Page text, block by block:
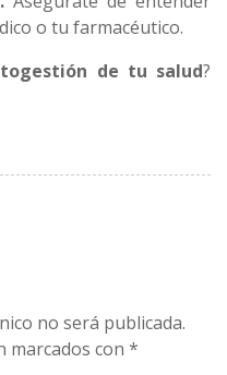
o tu farmacéutico.
de tu salud?
no será publicada.
marcados con *